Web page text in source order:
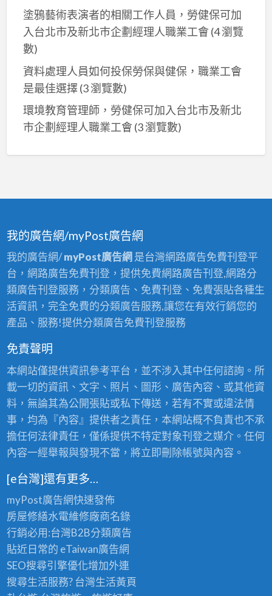
塗鴉藝術表演者的相關工作人員，勞健保可加
入台北市及新北巿企劃經理人職業工會 (4 瀏覽
數)
資料處理人員如何投保勞保與健保，職業工會
是最佳選擇(3 瀏覽數)
環境教育管理師，勞健保可加入台北市及新北
巿企劃經理人職業工會 (3 瀏覽數)
我的廣告網/myPost廣告網
我的廣告網/myPost廣告網 是台灣網路廣告免費刊登平
台，網路廣告免費刊登，提供免費網路廣告刊登,網路分
類廣告刊登服務，分類廣告、免費刊登、免費張貼各種生
活資訊，完全免費的分類廣告服務,讓您在有效行銷您的
產品、服務!提供分類廣告免費刊登服務
免責聲明
本網站僅提供資訊參考平台，並不涉入其中任何諮詢。所
載一切的資訊、文字、照片、圖形、廣告內容、或其他資
料，無論其為公開張貼或私下傳送，若有不實或違法情
事，均為『內容』提供者之責任，本網站概不負責也不承
擔任何法律責任，僅係提供不特定對象刊登之媒介。任何
內容一經舉報與發現不當，將立即刪除帳號與內容。
[e台灣]還有更多…
myPost廣告網快速發佈
房屋修繕水電維修廠商名錄
行銷必用:台灣B2B分類廣告
貼近日常的 eTaiwan廣告網
SEO搜尋引擎優化增加外連
搜尋生活服務? 台灣生活黃頁